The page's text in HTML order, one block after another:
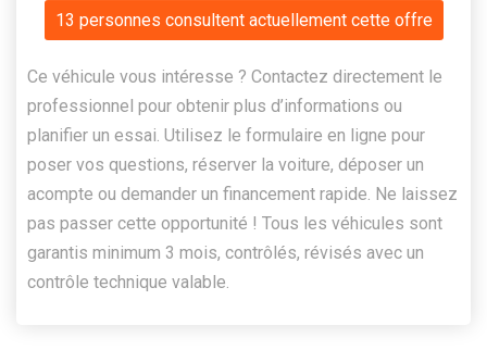
13 personnes consultent actuellement cette offre
Ce véhicule vous intéresse ? Contactez directement le
professionnel pour obtenir plus d’informations ou
planifier un essai. Utilisez le formulaire en ligne pour
poser vos questions, réserver la voiture, déposer un
acompte ou demander un financement rapide. Ne laissez
pas passer cette opportunité ! Tous les véhicules sont
garantis minimum 3 mois, contrôlés, révisés avec un
contrôle technique valable.